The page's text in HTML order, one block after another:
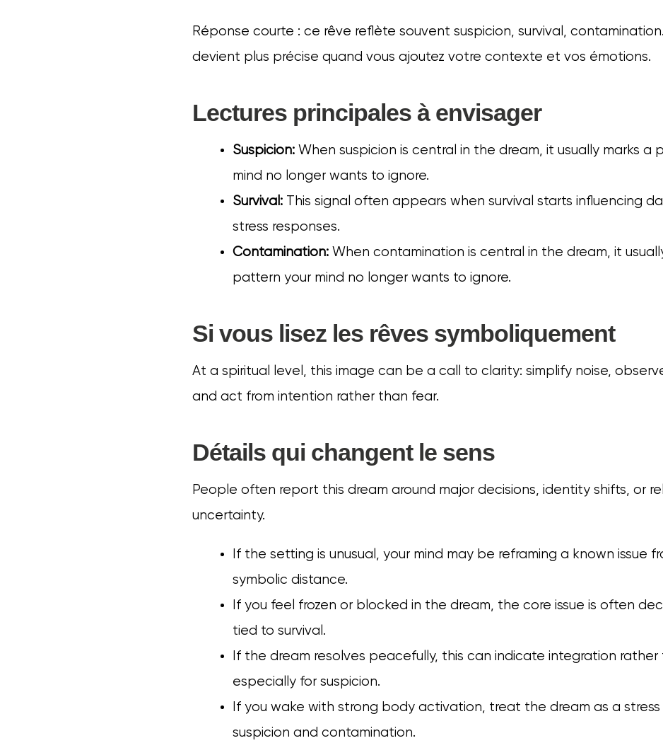
Réponse courte : ce rêve reflète souvent suspicion, survival, contamination.
devient plus précise quand vous ajoutez votre contexte et vos émotions.
Lectures principales à envisager
Suspicion: When suspicion is central in the dream, it usually marks a
mind no longer wants to ignore.
Survival: This signal often appears when survival starts influencing
stress responses.
Contamination: When contamination is central in the dream, it
pattern your mind no longer wants to ignore.
Si vous lisez les rêves symboliquement
At a spiritual level, this image can be a call to clarity: simplify noise,
and act from intention rather than fear.
Détails qui changent le sens
People often report this dream around major decisions, identity shifts, or
uncertainty.
If the setting is unusual, your mind may be reframing a known issue
symbolic distance.
If you feel frozen or blocked in the dream, the core issue is often
tied to survival.
If the dream resolves peacefully, this can indicate integration
especially for suspicion.
If you wake with strong body activation, treat the dream as a stress
suspicion and contamination.